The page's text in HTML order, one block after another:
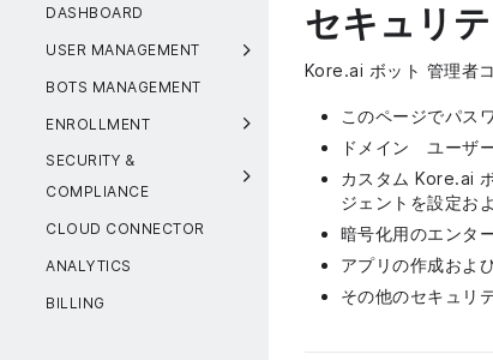
DASHBOARD
USER MANAGEMENT
BOTS MANAGEMENT
ENROLLMENT
SECURITY &
COMPLIANCE
CLOUD CONNECTOR
ANALYTICS
BILLING
セキュリ
Kore.ai ボット 管理者
このページでパス
ドメイン ユーザ
カスタム Kore.ai
ジェントを設定お
暗号化用のエンタ
アプリの作成およ
その他のセキュリ